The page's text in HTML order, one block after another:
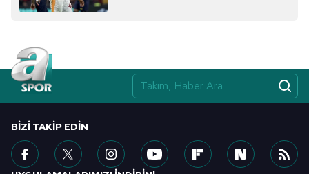
BIZI TAKIP EDIN